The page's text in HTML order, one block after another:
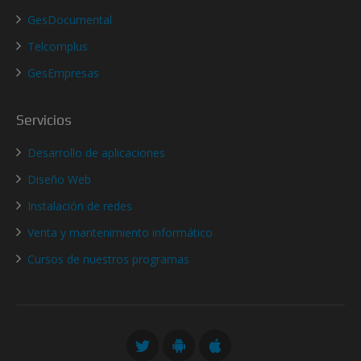
GesDocumental
Telcomplus
GesEmpresas
Servicios
Desarrollo de aplicaciones
Diseño Web
Instalación de redes
Venta y mantenimiento informático
Cursos de nuestros programas